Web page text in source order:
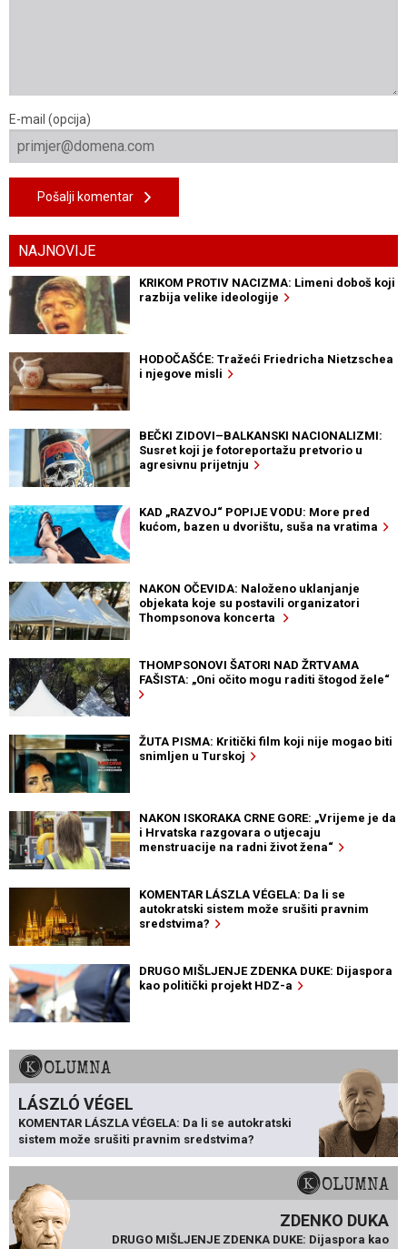
E-mail (opcija)
Pošalji komentar
NAJNOVIJE
KRIKOM PROTIV NACIZMA: Limeni doboš koji
razbija velike ideologije
HODOČAŠĆE: Tražeći Friedricha Nietzschea
i njegove misli
BEČKI ZIDOVI–BALKANSKI NACIONALIZMI:
Susret koji je fotoreportažu pretvorio u
agresivnu prijetnju
KAD „RAZVOJ“ POPIJE VODU: More pred
kućom, bazen u dvorištu, suša na vratima
NAKON OČEVIDA: Naloženo uklanjanje
objekata koje su postavili organizatori
Thompsonova koncerta
THOMPSONOVI ŠATORI NAD ŽRTVAMA
FAŠISTA: „Oni očito mogu raditi štogod žele“
ŽUTA PISMA: Kritički film koji nije mogao biti
snimljen u Turskoj
NAKON ISKORAKA CRNE GORE: „Vrijeme je da
i Hrvatska razgovara o utjecaju
menstruacije na radni život žena“
KOMENTAR LÁSZLA VÉGELA: Da li se
autokratski sistem može srušiti pravnim
sredstvima?
DRUGO MIŠLJENJE ZDENKA DUKE: Dijaspora
kao politički projekt HDZ-a
KOLUMNA
LÁSZLÓ VÉGEL
KOMENTAR LÁSZLA VÉGELA: Da li se autokratski
sistem može srušiti pravnim sredstvima?
KOLUMNA
ZDENKO DUKA
DRUGO MIŠLJENJE ZDENKA DUKE: Dijaspora kao